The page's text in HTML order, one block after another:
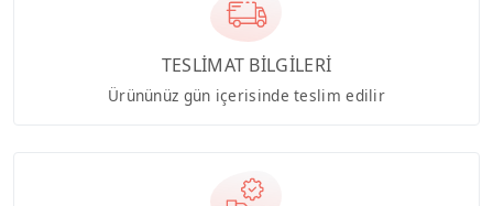
TESLİMAT BİLGİLERİ
Ürününüz gün içerisinde teslim edilir